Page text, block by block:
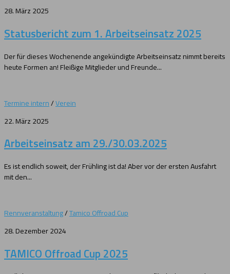
28. März 2025
Statusbericht zum 1. Arbeitseinsatz 2025
Der für dieses Wochenende angekündigte Arbeitseinsatz nimmt bereits
heute Formen an! Fleißige Mitglieder und Freunde...
Termine intern/Verein
22. März 2025
Arbeitseinsatz am 29./30.03.2025
Es ist endlich soweit, der Frühling ist da! Aber vor der ersten Ausfahrt
mit den...
Rennveranstaltung/Tamico Offroad Cup
28. Dezember 2024
TAMICO Offroad Cup 2025